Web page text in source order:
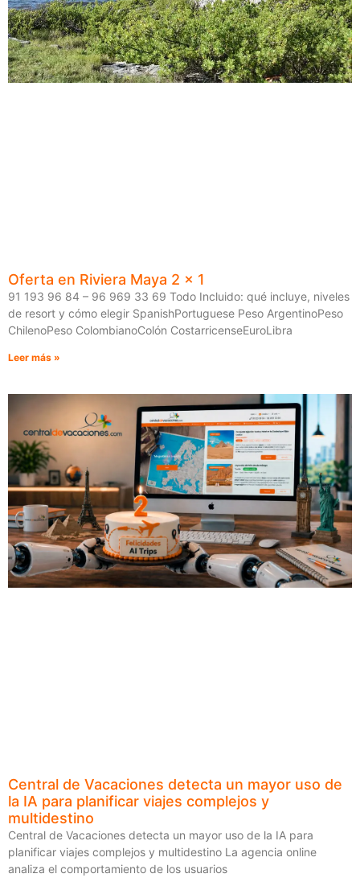
Oferta en Riviera Maya 2 x 1
91 193 96 84 – 96 969 33 69 Todo Incluido: qué incluye, niveles
de resort y cómo elegir SpanishPortuguese Peso ArgentinoPeso
ChilenoPeso ColombianoColón CostarricenseEuroLibra
Leer más »
Central de Vacaciones detecta un mayor uso de
la IA para planificar viajes complejos y
multidestino
Central de Vacaciones detecta un mayor uso de la IA para
planificar viajes complejos y multidestino La agencia online
analiza el comportamiento de los usuarios